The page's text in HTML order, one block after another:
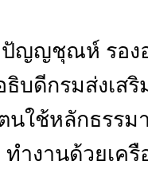
ญญชุณห์ รองอ
บดีกรมส่งเส
นใช้หลักธร
ำงานด้วยเค